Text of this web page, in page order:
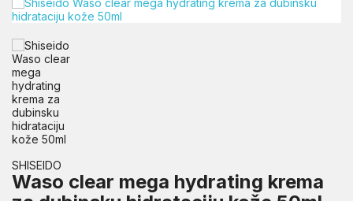
SHISEIDO
Waso clear mega hydrating krema